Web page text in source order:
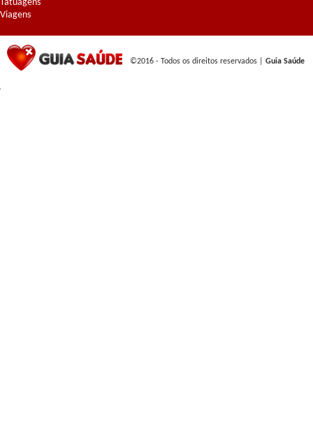
Tatuagens
Viagens
©2016 - Todos os direitos reservados | Guia Saúde